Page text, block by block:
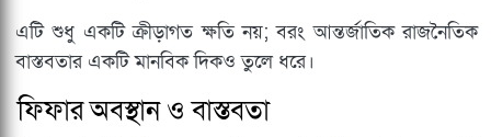
এটি শুধু একটি ক্রীড়াগত ক্ষতি নয়; বরং আন্তর্জাতিক রাজনৈতিক
বাস্তবতার একটি মানবিক দিকও তুলে ধরে।
ফিফার অবস্থান ও বাস্তবতা